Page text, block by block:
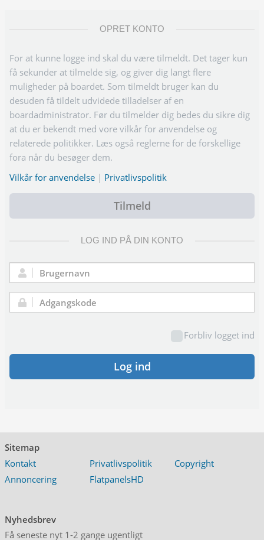
OPRET KONTO
For at kunne logge ind skal du være tilmeldt. Det tager kun
få sekunder at tilmelde sig, og giver dig langt flere
muligheder på boardet. Som tilmeldt bruger kan du
desuden få tildelt udvidede tilladelser af en
boardadministrator. Før du tilmelder dig bedes du sikre dig
at du er bekendt med vore vilkår for anvendelse og
relaterede politikker. Læs også reglerne for de forskellige
fora når du besøger dem.
Vilkår for anvendelse | Privatlivspolitik
Tilmeld
LOG IND PÅ DIN KONTO
Brugernavn:
Adgangskode:
Forbliv logget ind
Log ind
Sitemap
Kontakt
Privatlivspolitik
Copyright
Annoncering
FlatpanelsHD
Nyhedsbrev
Få seneste nyt 1-2 gange ugentligt